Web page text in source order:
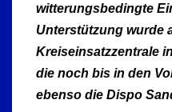
witterungsbedingte
Unterstützung wurde
Kreiseinsatzzentrale
die noch bis in den
ebenso die Dispo